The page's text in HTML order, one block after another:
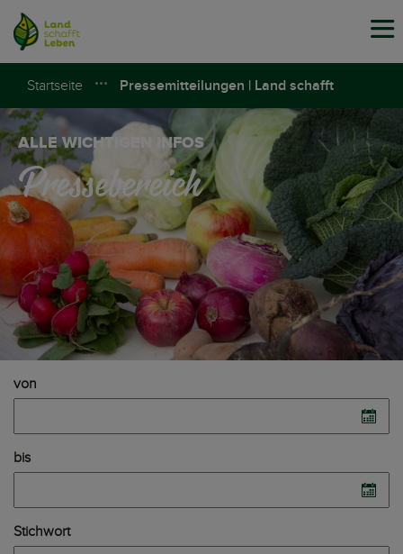
Startseite Pressemitteilungen | Land schafft
Leben
ALLE WICHTIGEN INFOS
Pressebereich
von
bis
Stichwort